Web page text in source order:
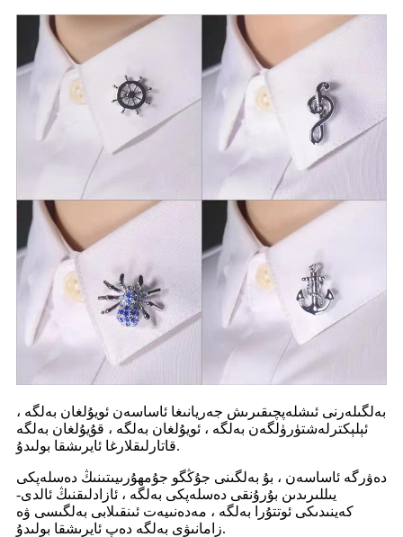
بەلگىلەرنى ئىشلەپچىقىرىش جەريانىغا ئاساسەن ئويۇلغان بەلگە ،
ئېلېكترلەشتۈرۈلگەن بەلگە ، ئويۇلغان بەلگە ، قۇيۇلغان بەلگە
قاتارلىقلارغا ئايرىشقا بولىدۇ.
دەۋرگە ئاساسەن ، بۇ بەلگىنى جۇڭگو جۇمھۇرىيىتىنىڭ دەسلەپكى
يىللىرىدىن بۇرۇنقى دەسلەپكى بەلگە ، ئازادلىقنىڭ ئالدى-
كەينىدىكى ئوتتۇرا بەلگە ، مەدەنىيەت ئىنقىلابى بەلگىسى ۋە
زامانىۋى بەلگە دەپ ئايرىشقا بولىدۇ.